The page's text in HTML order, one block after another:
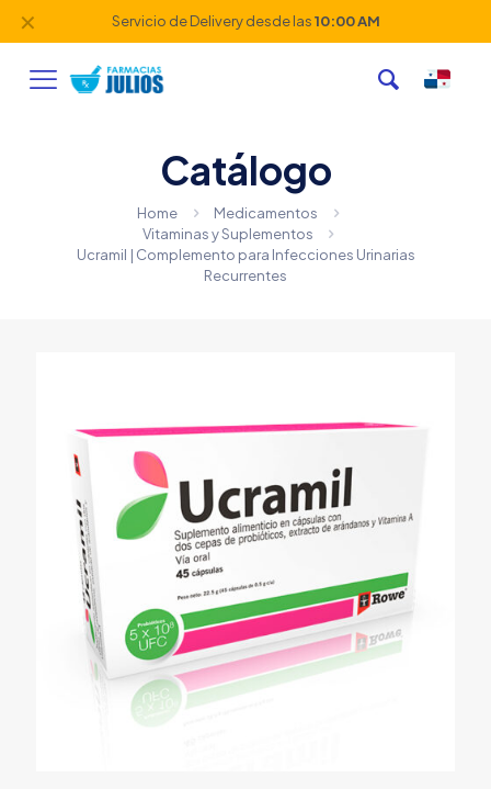
Servicio de Delivery desde las10:00 AM
✕
Catálogo
Home
Medicamentos
Vitaminas y Suplementos
Ucramil | Complemento para Infecciones Urinarias
Recurrentes